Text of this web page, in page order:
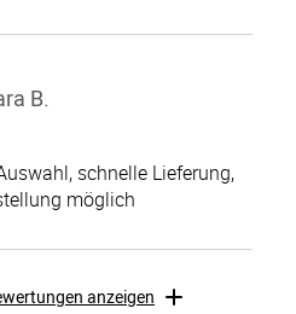
B.
schnelle Lieferung,
möglich
anzeigen